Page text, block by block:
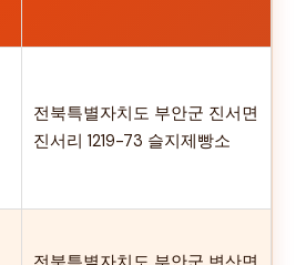
전북특별자치도 부안군 진서면
진서리 1219-73 슬지제빵소